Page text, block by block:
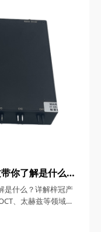
门之...
你了解是什么？
信与雷达系
用
是什么？详解梓冠产
、太赫兹等领域的
通信与光电子技术的
可控等特性，在量子